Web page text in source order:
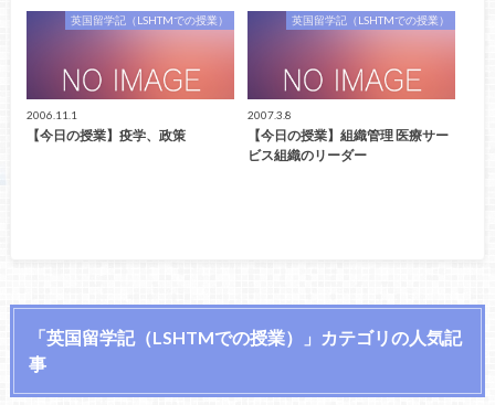
英国留学記（LSHTMでの授業）
2006.11.1
【今日の授業】疫学、政策
英国留学記（LSHTMでの授業）
2007.3.8
【今日の授業】組織管理 医療サー
ビス組織のリーダー
「英国留学記（LSHTMでの授業）」カテゴリの人気記
事